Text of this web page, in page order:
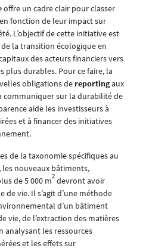
offre un cadre clair pour classer
fonction de leur impact sur
L’objectif de cette initiative est
la transition écologique en
des acteurs financiers vers
plus durables. Pour ce faire, la
obligations de reportingaux
communiquer sur la durabilité de
aide les investisseurs à
et à financer des initiatives
de la taxonomie spécifiques au
nouveaux bâtiments,
de 5 000 m2 devront avoir
de vie. Il s’agit d’une méthode
d’un bâtiment
vie, de l’extraction des matières
analysant les ressources
et les effets sur